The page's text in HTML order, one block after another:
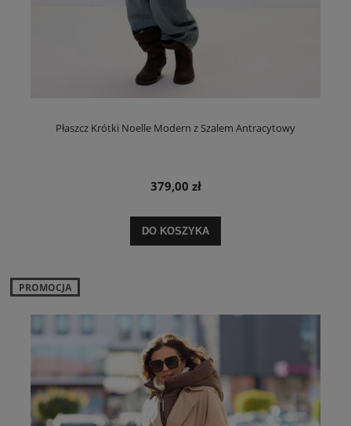
Płaszcz Krótki Noelle Modern z Szalem Antracytowy
379,00 zł
DO KOSZYKA
PROMOCJA